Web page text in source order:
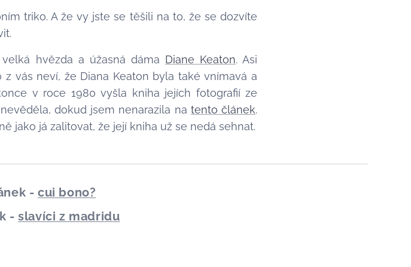
triko. A že vy jste se těšili na to, že se dozvíte
hvězda a úžasná dáma Diane Keaton. Asi
vás neví, že Diana Keaton byla také vnímavá a
v roce 1980 vyšla kniha jejích fotografií ze
dokud jsem nenarazila na tento článek.
jako já zalitovat, že její kniha už se nedá sehnat.
- cui bono?
-slavíci z madridu